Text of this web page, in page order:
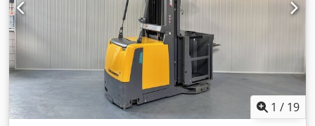
– Nastavitelné vidlice – Indukční / drátové navádění
1 / 19